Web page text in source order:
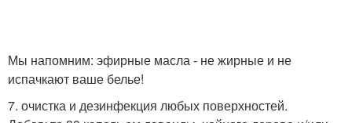
Мы напомним: эфирные масла - не жирные и не
испачкают ваше белье!
7. очистка и дезинфекция любых поверхностей.